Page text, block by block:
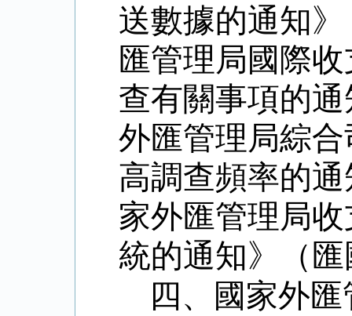
送數據的通知
匯管理局國際
查有關事項的
外匯管理局綜
高調查頻率的
家外匯管理局
統的通知》（
四、國家外